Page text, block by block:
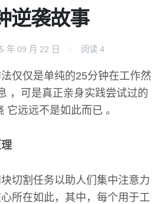
逆袭故事
年 09 月 22 日 阅读 4
仅仅是单纯的25分钟在工作然
，可是真正亲身实践尝试过的
它远远不是如此而已 。
切割任务以助人们集中注意力
所在如此，其中，每个用于工